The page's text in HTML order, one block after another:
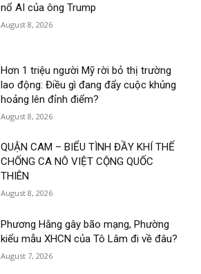
nổ AI của ông Trump
August 8, 2026
Hơn 1 triệu người Mỹ rời bỏ thị trường
lao động: Điều gì đang đẩy cuộc khủng
hoảng lên đỉnh điểm?
August 8, 2026
QUẬN CAM – BIỂU TÌNH ĐẦY KHÍ THẾ
CHỐNG CA NÔ VIỆT CỘNG QUỐC
THIÊN
August 8, 2026
Phương Hằng gây bão mạng, Phường
kiểu mẫu XHCN của Tô Lâm đi về đâu?
August 7, 2026